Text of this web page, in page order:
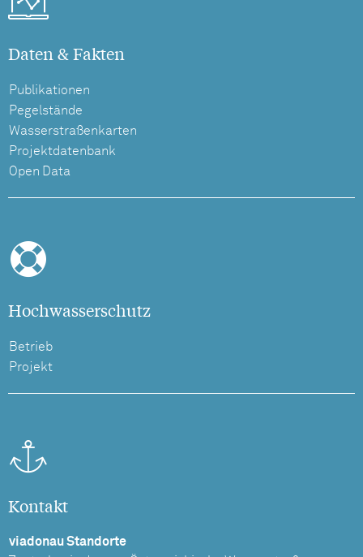
Daten & Fakten
Publikationen
Pegelstände
Wasserstraßenkarten
Projektdatenbank
Open Data
Hochwasserschutz
Betrieb
Projekt
Kontakt
viadonau Standorte